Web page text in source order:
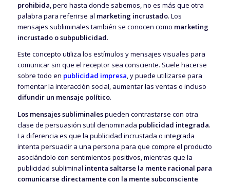
prohibida, pero hasta donde sabemos, no es más que otra
palabra para referirse al marketing incrustado. Los
mensajes subliminales también se conocen como marketing
incrustado o subpublicidad.
Este concepto utiliza los estímulos y mensajes visuales para
comunicar sin que el receptor sea consciente. Suele hacerse
sobre todo en publicidad impresa, y puede utilizarse para
fomentar la interacción social, aumentar las ventas o incluso
difundir un mensaje político.
Los mensajes subliminalespueden contrastarse con otra
clase de persuasión sutil denominada publicidad integrada.
La diferencia es que la publicidad incrustada o integrada
intenta persuadir a una persona para que compre el producto
asociándolo con sentimientos positivos, mientras que la
publicidad subliminal intenta saltarse la mente racional para
comunicarse directamente con la mente subconsciente